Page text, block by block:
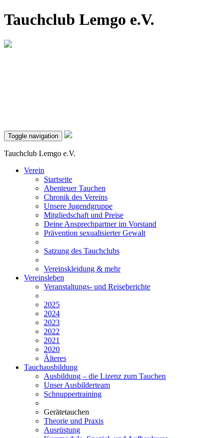
Tauchclub Lemgo e.V.
Toggle navigation
Tauchclub Lemgo e.V.
Verein
Startseite
Abenteuer Tauchen
Chronik des Vereins
Unsere Jugendgruppe
Mitgliedschaft und Preise
Deine Ansprechpartner im Vorstand
Prävention sexualisierter Gewalt
Satzung des Tauchclubs
Vereinskleidung & mehr
Vereinsleben
Veranstaltungs- und Reiseberichte
2025
2024
2023
2022
2021
2020
Älteres
Tauchausbildung
Ausbildung – die Lizenz zum Tauchen
Unser Ausbilderteam
Schnuppertraining
Gerätetauchen
Theorie und Praxis
Ausrüstung